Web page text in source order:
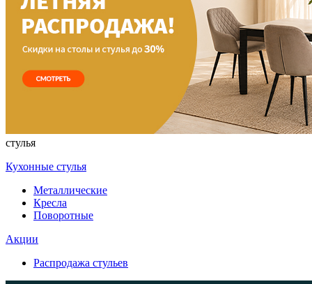
стулья
Кухонные стулья
Металлические
Кресла
Поворотные
Акции
Распродажа стульев